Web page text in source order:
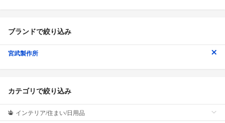
ブランドで絞り込み
宮武製作所
カテゴリで絞り込み
インテリア/住まい/日用品